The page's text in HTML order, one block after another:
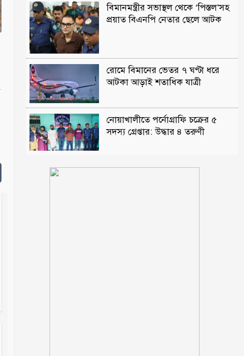
বিমানমন্ত্রীর সভাস্থল থেকে ‘পিস্তল’সহ
প্রয়াত বিএনপি নেতার ছেলে আটক
রোমে বিমানের ভেতর ৭ ঘণ্টা ধরে
আটকা আড়াই শতাধিক যাত্রী
নোয়াখালীতে পর্নোগ্রাফি চক্রের ৫
সদস্য গ্রেপ্তার: উদ্ধার ৪ তরুণী
পঞ্চগড় সদর উপজেলার সাবেক ভাইস